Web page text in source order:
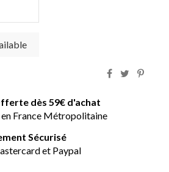
dès 59€ d'achat
France Métropolitaine
Sécurisé
et Paypal